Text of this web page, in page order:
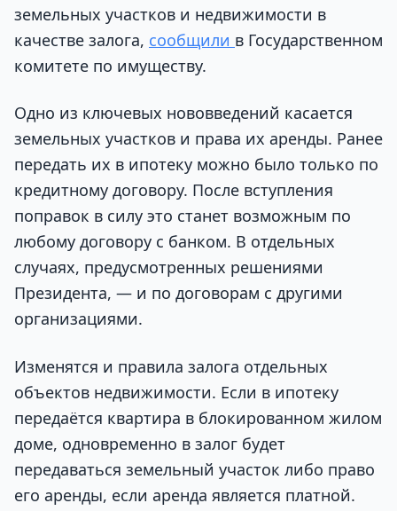
земельных участков и недвижимости в
качестве залога, сообщили в Государственном
комитете по имуществу.
Одно из ключевых нововведений касается
земельных участков и права их аренды. Ранее
передать их в ипотеку можно было только по
кредитному договору. После вступления
поправок в силу это станет возможным по
любому договору с банком. В отдельных
случаях, предусмотренных решениями
Президента, — и по договорам с другими
организациями.
Изменятся и правила залога отдельных
объектов недвижимости. Если в ипотеку
передаётся квартира в блокированном жилом
доме, одновременно в залог будет
передаваться земельный участок либо право
его аренды, если аренда является платной.